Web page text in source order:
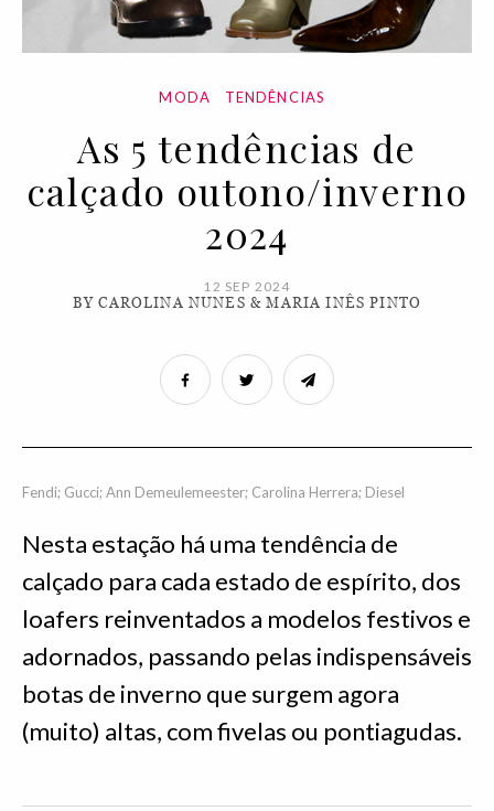
MODA TENDÊNCIAS
As 5 tendências de
calçado outono/inverno
2024
12 SEP 2024
BY CAROLINA NUNES & MARIA INÊS PINTO
Fendi; Gucci; Ann Demeulemeester; Carolina Herrera; Diesel
Nesta estação há uma tendência de
calçado para cada estado de espírito, dos
loafers reinventados a modelos festivos e
adornados, passando pelas indispensáveis
botas de inverno que surgem agora
(muito) altas, com fivelas ou pontiagudas.